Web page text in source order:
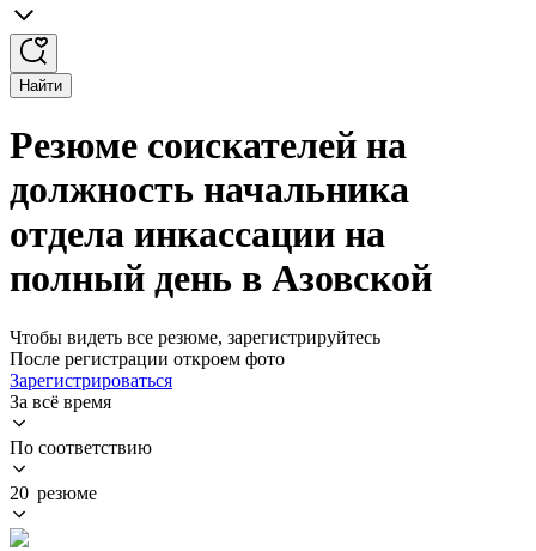
Найти
Резюме соискателей на
должность начальника
отдела инкассации на
полный день в Азовской
Чтобы видеть все резюме, зарегистрируйтесь
После регистрации откроем фото
Зарегистрироваться
За всё время
По соответствию
20 резюме